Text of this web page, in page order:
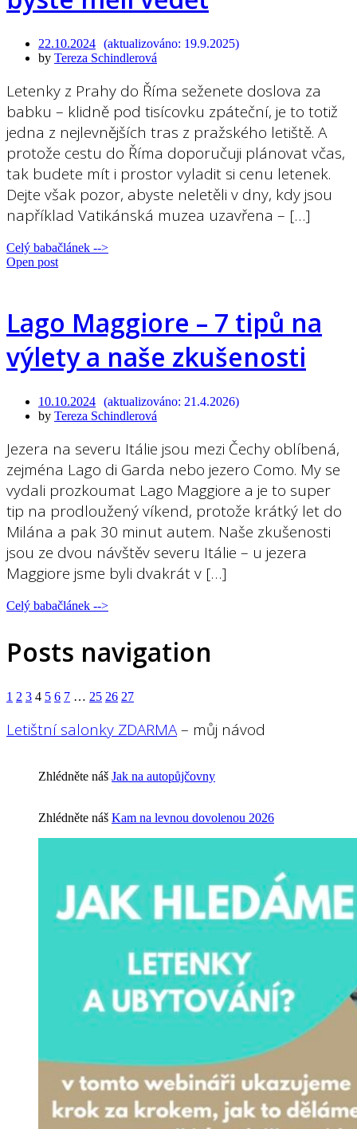
22.10.2024
19.9.2025
by Tereza Schindlerová
Letenky z Prahy do Říma seženete doslova za
babku – klidně pod tisícovku zpáteční, je to totiž
jedna z nejlevnějších tras z pražského letiště. A
protože cestu do Říma doporučuji plánovat včas,
tak budete mít i prostor vyladit si cenu letenek.
Dejte však pozor, abyste neletěli v dny, kdy jsou
například Vatikánská muzea uzavřena – […]
Celý babačlánek -->
Open post
Lago Maggiore – 7 tipů na
výlety a naše zkušenosti
10.10.2024
21.4.2026
by Tereza Schindlerová
Jezera na severu Itálie jsou mezi Čechy oblíbená,
zejména Lago di Garda nebo jezero Como. My se
vydali prozkoumat Lago Maggiore a je to super
tip na prodloužený víkend, protože krátký let do
Milána a pak 30 minut autem. Naše zkušenosti
jsou ze dvou návštěv severu Itálie – u jezera
Maggiore jsme byli dvakrát v […]
Celý babačlánek -->
Posts navigation
1 2 3 4 5 6 7 … 25 26 27
Letištní salonky ZDARMA– můj návod
Zhlédněte náš Jak na autopůjčovny
Zhlédněte náš Kam na levnou dovolenou 2026